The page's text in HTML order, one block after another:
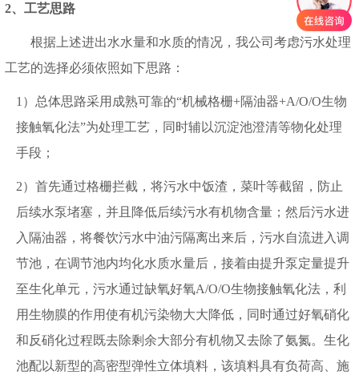
2、工艺思路
根据上述进出水水量和水质的情况，我公司考虑污水处理
工艺的选择必须依照如下思路：
1 ）总体思路采用成熟可靠的“机械格栅+隔油器+A/O/O生物
接触氧化法”为处理工艺，同时辅以沉淀池澄清等物化处理
手段；
2）首先通过格栅拦截，将污水中饭渣，菜叶等截留，防止
后续水泵堵塞，并且降低后续污水有机物含量；然后污水进
入隔油器，将餐饮污水中油污隔离出来后，污水自流进入调
节池，在调节池内均化水质水量后，接着由提升泵定量提升
至生化单元，污水通过缺氧好氧A/O/O生物接触氧化法，利
用生物膜的作用使有机污染物大大降低，同时通过好氧硝化
和反硝化过程既去除剩余大部分有机物又去除了氨氮。生化
池配以新型的高密型弹性立体填料，该填料具有负荷高、施